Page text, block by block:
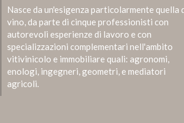
Nasce da un'esigenza particolarmente quella
vino, da parte di cinque professionisti con
autorevoli esperienze di lavoro e con
specializzazioni complementari nell'ambito
vitivinicolo e immobiliare quali: agronomi,
enologi, ingegneri, geometri, e mediatori
agricoli.